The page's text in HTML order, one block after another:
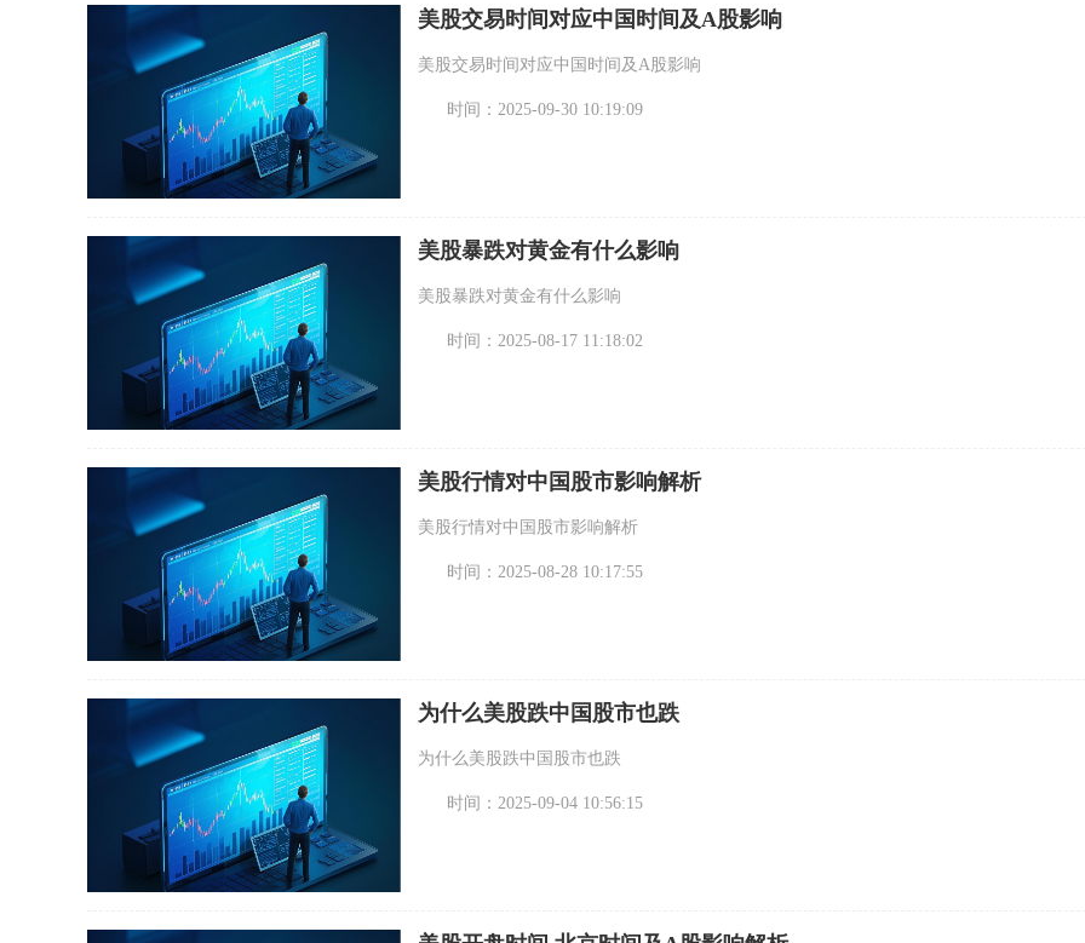
美股交易时间对应中国时间及A股影响
美股交易时间对应中国时间及A股影响
时间：2025-09-30 10:19:09
美股暴跌对黄金有什么影响
美股暴跌对黄金有什么影响
时间：2025-08-17 11:18:02
美股行情对中国股市影响解析
美股行情对中国股市影响解析
时间：2025-08-28 10:17:55
为什么美股跌中国股市也跌
为什么美股跌中国股市也跌
时间：2025-09-04 10:56:15